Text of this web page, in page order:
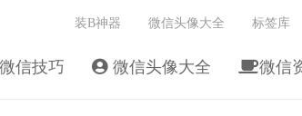
信技巧 微信头像大全 微信
装B神器 微信头像大全 标签库